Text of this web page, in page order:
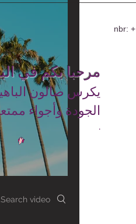
nbr:
مرحبا بكم في
يكرس صالون
الجودة وأجواء
.
Search videos